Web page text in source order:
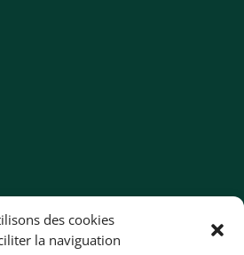
des cookies
la naviguation